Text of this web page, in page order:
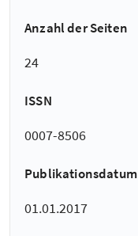
Anzahl der Seiten
24
ISSN
0007-8506
Publikationsdatum
01.01.2017